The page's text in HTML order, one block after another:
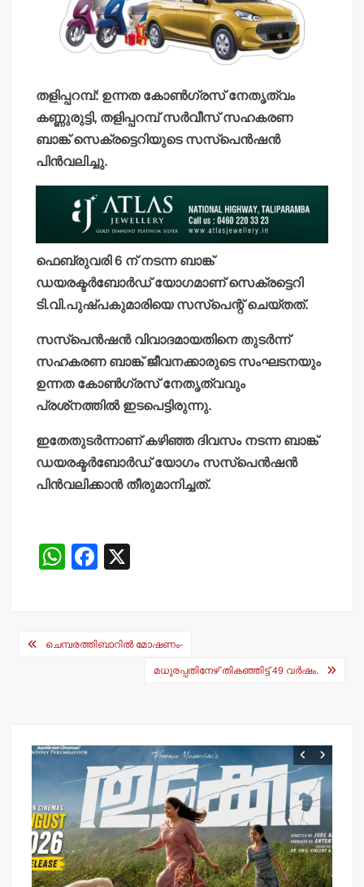
തളിപ്പറമ്പ്: ഉന്നത കോണ്‍ഗ്രസ് നേതൃത്വം
കണ്ണുരുട്ടി, തളിപ്പറമ്പ് സര്‍വീസ് സഹകരണ
ബാങ്ക് സെക്രട്ടെറിയുടെ സസ്‌പെന്‍ഷന്‍
പിന്‍വലിച്ചു.
ഫെബ്രുവരി 6 ന് നടന്ന ബാങ്ക്
ഡയരക്ടര്‍ബോര്‍ഡ് യോഗമാണ് സെക്രട്ടെറി
ടി.വി.പുഷ്പകുമാരിയെ സസ്‌പെന്റ് ചെയ്തത്.
സസ്‌പെന്‍ഷന്‍ വിവാദമായതിനെ തുടര്‍ന്ന്
സഹകരണ ബാങ്ക് ജീവനക്കാരുടെ സംഘടനയും
ഉന്നത കോണ്‍ഗ്രസ് നേതൃത്വവും
പ്രശ്‌നത്തില്‍ ഇടപെട്ടിരുന്നു.
ഇതേതുടര്‍ന്നാണ് കഴിഞ്ഞ ദിവസം നടന്ന ബാങ്ക്
ഡയരക്ടര്‍ബോര്‍ഡ് യോഗം സസ്‌പെന്‍ഷന്‍
പിന്‍വലിക്കാന്‍ തീരുമാനിച്ചത്.
W
s
F
e
k
Postചെമ്പരത്തിബാറില്‍ മോഷണം-
മധുരപ്പതിനേഴ് തികഞ്ഞിട്ട് 49 വര്‍ഷം.